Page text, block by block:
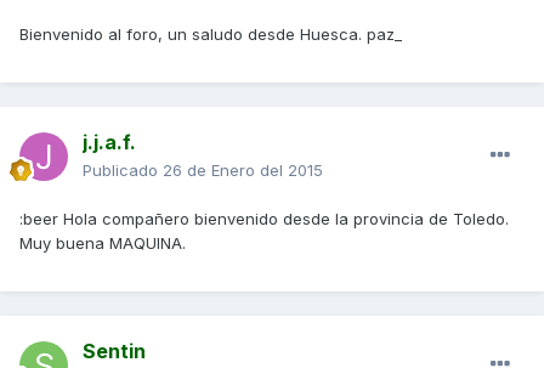
Bienvenido al foro, un saludo desde Huesca. paz_
j.j.a.f.
Publicado 26 de Enero del 2015
:beer Hola compañero bienvenido desde la provincia de Toledo.
Muy buena MAQUINA.
Sentin